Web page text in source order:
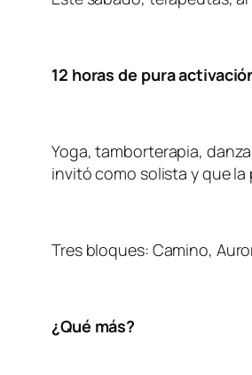
12 horas de pura
Yoga, tamborterapia,
invitó como solista y que
Tres bloques: Camino,
¿Qué más?